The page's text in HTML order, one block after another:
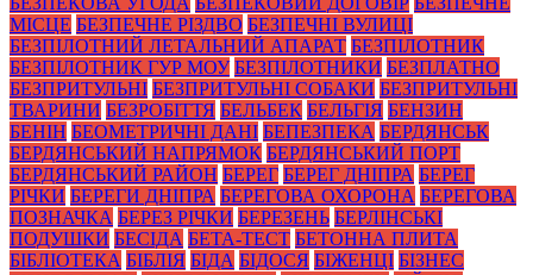
МІСЦЕ БЕЗПЕЧНЕ РІЗДВО БЕЗПЕЧНІ ВУЛИЦІ
БЕЗПІЛОТНИЙ ЛЕТАЛЬНИЙ АПАРАТ БЕЗПІЛОТНИК
БЕЗПІЛОТНИК ГУР МОУ БЕЗПІЛОТНИКИ БЕЗПЛАТНО
БЕЗПРИТУЛЬНІ БЕЗПРИТУЛЬНІ СОБАКИ БЕЗПРИТУЛЬНІ
ТВАРИНИ БЕЗРОБІТТЯ БЕЛЬБЕК БЕЛЬГІЯ БЕНЗИН
БЕНІН БЕОМЕТРИЧНІ ДАНІ БЕПЕЗПЕКА БЕРДЯНСЬК
БЕРДЯНСЬКИЙ НАПРЯМОК БЕРДЯНСЬКИЙ ПОРТ
БЕРДЯНСЬКИЙ РАЙОН БЕРЕГ БЕРЕГ ДНІПРА БЕРЕГ
РІЧКИ БЕРЕГИ ДНІПРА БЕРЕГОВА ОХОРОНА БЕРЕГОВА
ПОЗНАЧКА БЕРЕЗ РІЧКИ БЕРЕЗЕНЬ БЕРЛІНСЬКІ
ПОДУШКИ БЕСІДА БЕТА-ТЕСТ БЕТОННА ПЛИТА
БІБЛІОТЕКА БІБЛІЯ БІДА БІДОСЯ БІЖЕНЦІ БІЗНЕС